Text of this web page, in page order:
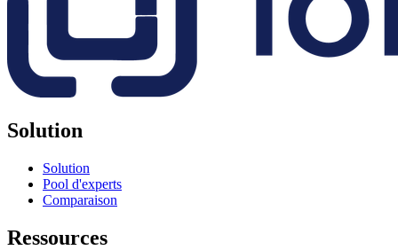
Solution
Solution
Pool d'experts
Comparaison
Ressources